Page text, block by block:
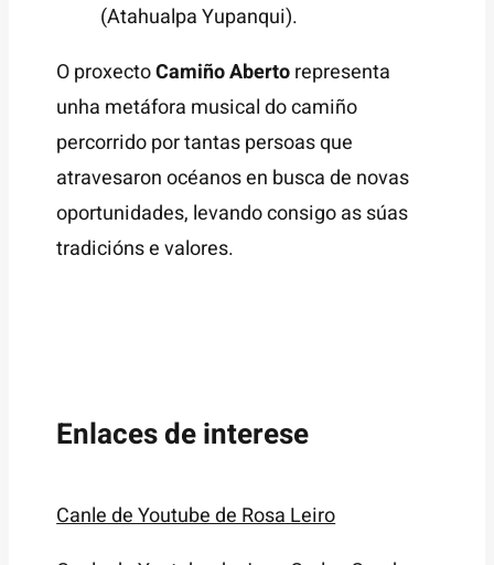
(Atahualpa Yupanqui).
O proxectoCamiño Abertorepresenta
unha metáfora musical do camiño
percorrido por tantas persoas que
atravesaron océanos en busca de novas
oportunidades, levando consigo as súas
tradicións e valores.
Enlaces de interese
Canle de Youtube de Rosa Leiro